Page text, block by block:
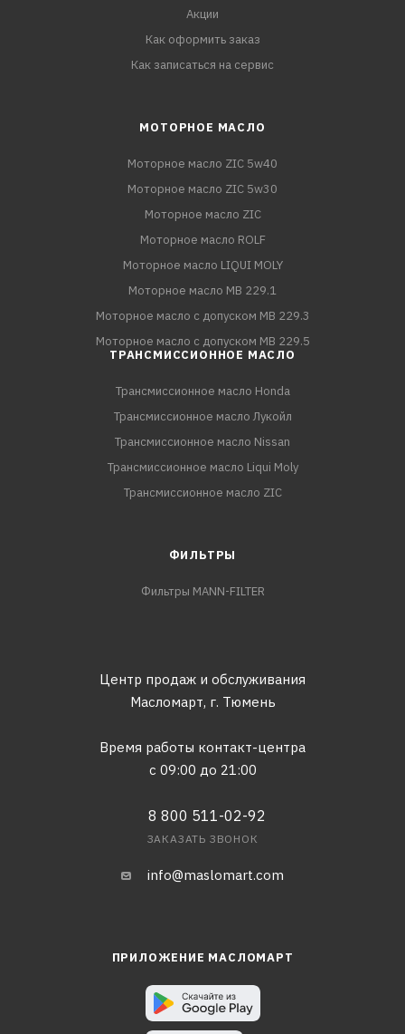
Акции
Как оформить заказ
Как записаться на сервис
МОТОРНОЕ МАСЛО
Моторное масло ZIC 5w40
Моторное масло ZIC 5w30
Моторное масло ZIC
Моторное масло ROLF
Моторное масло LIQUI MOLY
Моторное масло MB 229.1
Моторное масло с допуском MB 229.3
Моторное масло с допуском MB 229.5
ТРАНСМИССИОННОЕ МАСЛО
Трансмиссионное масло Honda
Трансмиссионное масло Лукойл
Трансмиссионное масло Nissan
Трансмиссионное масло Liqui Moly
Трансмиссионное масло ZIC
ФИЛЬТРЫ
Фильтры MANN-FILTER
Центр продаж и обслуживания
Масломарт, г. Тюмень
Время работы контакт-центра
с 09:00 до 21:00
8 800 511-02-92
ЗАКАЗАТЬ ЗВОНОК
info@maslomart.com
ПРИЛОЖЕНИЕ МАСЛОМАРТ